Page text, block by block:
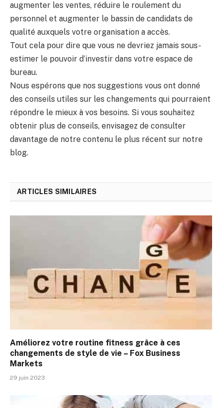
augmenter les ventes, réduire le roulement du
personnel et augmenter le bassin de candidats de
qualité auxquels votre organisation a accès.
Tout cela pour dire que vous ne devriez jamais sous-
estimer le pouvoir d’investir dans votre espace de
bureau.
Nous espérons que nos suggestions vous ont donné
des conseils utiles sur les changements qui pourraient
répondre le mieux à vos besoins. Si vous souhaitez
obtenir plus de conseils, envisagez de consulter
davantage de notre contenu le plus récent sur notre
blog.
ARTICLES SIMILAIRES
Améliorez votre routine fitness grâce à ces
changements de style de vie – Fox Business
Markets
29 juin 2023